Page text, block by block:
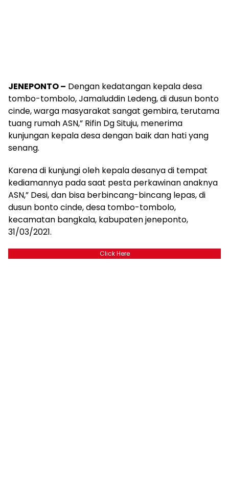
JENEPONTO – Dengan kedatangan kepala desa
tombo-tombolo, Jamaluddin Ledeng, di dusun bonto
cinde, warga masyarakat sangat gembira, terutama
tuang rumah ASN,” Rifin Dg Situju, menerima
kunjungan kepala desa dengan baik dan hati yang
senang.
Karena di kunjungi oleh kepala desanya di tempat
kediamannya pada saat pesta perkawinan anaknya
ASN,” Desi, dan bisa berbincang-bincang lepas, di
dusun bonto cinde, desa tombo-tombolo,
kecamatan bangkala, kabupaten jeneponto,
31/03/2021.
Click Here